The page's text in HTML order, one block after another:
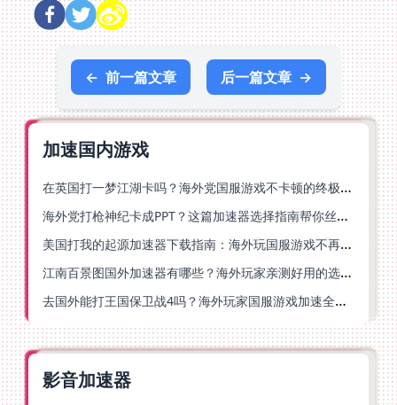
← 前一篇文章 后一篇文章 →
加速国内游戏
在英国打一梦江湖卡吗？海外党国服游戏不卡顿的终极解法
海外党打枪神纪卡成PPT？这篇加速器选择指南帮你丝滑上分
美国打我的起源加速器下载指南：海外玩国服游戏不再卡的终极方案
江南百景图国外加速器有哪些？海外玩家亲测好用的选择与避坑指南
去国外能打王国保卫战4吗？海外玩家国服游戏加速全攻略（附公主连结幻想江湖实测）
影音加速器